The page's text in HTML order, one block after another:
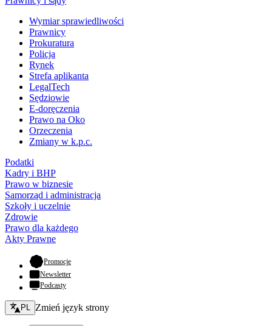
Wymiar sprawiedliwości
Prawnicy
Prokuratura
Policja
Rynek
Strefa aplikanta
LegalTech
Sędziowie
E-doręczenia
Prawo na Oko
Orzeczenia
Zmiany w k.p.c.
Podatki
Kadry i BHP
Prawo w biznesie
Samorząd i administracja
Szkoły i uczelnie
Zdrowie
Prawo dla każdego
Akty Prawne
Promocje- otwiera się w nowej karcie
Newsletter
Podcasty
Zmień język - bieżący:
PL Zmień język strony